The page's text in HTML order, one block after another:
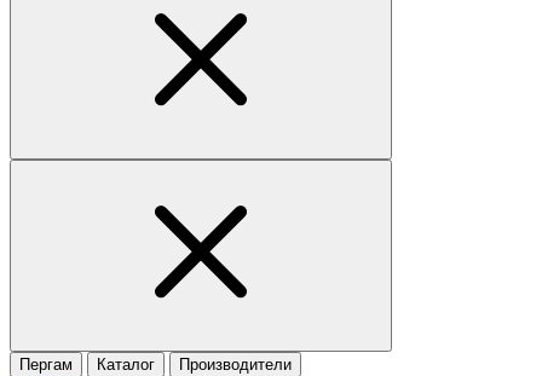
Пергам Каталог Производители